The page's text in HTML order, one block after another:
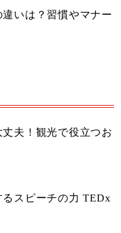
いは？習慣やマナー
夫！観光で役立つお
スピーチの力 TEDx